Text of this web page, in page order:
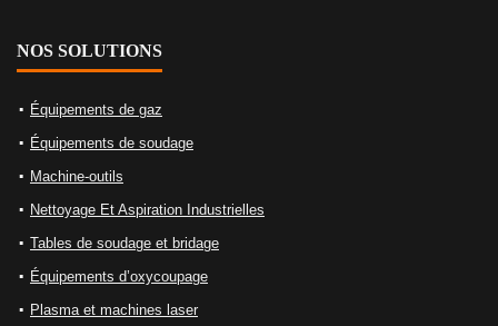
NOS SOLUTIONS
Équipements de gaz
Équipements de soudage
Machine-outils
Nettoyage Et Aspiration Industrielles
Tables de soudage et bridage
Équipements d’oxycoupage
Plasma et machines laser